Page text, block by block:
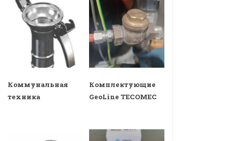
Коммунальная
техника
Комплектующие
GeoLine TECOMEC